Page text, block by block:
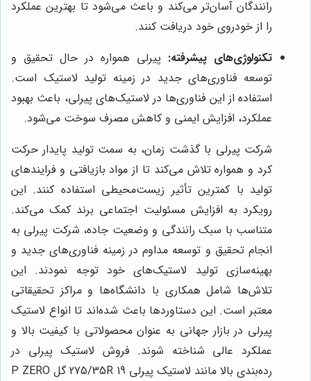
رانندگان آسان‌تر می‌کند و باعث می‌شود تا بهترین عملکرد
را از خودروی خود دریافت کنند.
تکنولوژی‌های پیشرفته: پیرلی همواره در حال تحقیق و
توسعه فناوری‌های جدید در زمینه تولید لاستیک است.
استفاده از این فناوری‌ها در لاستیک‌های پیرلی، باعث بهبود
عملکرد، افزایش ایمنی و کاهش مصرف سوخت می‌شود.
شرکت پیرلی با گذشت زمان، به سمت تولید پایدار حرکت
کرد و همواره تلاش می‌کند تا از مواد بازیافتی و فرایندهای
تولید با کمترین تأثیر زیست‌محیطی استفاده کنند. این
رویکرد به افزایش مسئولیت اجتماعی برند کمک می‌کند.
متناسب با سبک رانندگی و وضعیت جاده، شرکت پیرلی به
انجام تحقیق و توسعه مداوم در زمینه فناوری‌های جدید و
بهینه‌سازی تولید لاستیک‌های خود توجه نمودند. این
تلاش‌ها شامل همکاری با دانشگاه‌ها و مراکز تحقیقاتی
معتبر است. این دستاوردها باعث شده‌اند تا انواع لاستیک
پیرلی در بازار جهانی به عنوان محصولاتی با کیفیت بالا و
عملکرد عالی شناخته شوند. فروش لاستیک پیرلی در
رده‌بندی بالا مانند لاستیک پیرلی 275/35R 19 گل P ZERO